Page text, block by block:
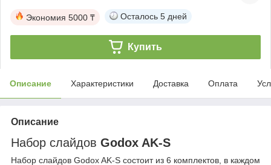
Экономия 5000 ₸ Осталось 5 дней
Купить
Описание Характеристики Доставка Оплата
Описание
Набор слайдов Godox AK-S
Набор слайдов Godox AK-S состоит из 6 комплектов, в каждом